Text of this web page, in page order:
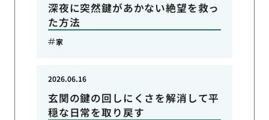
深夜に突然鍵があかない絶望を救っ
た方法
家
玄関の鍵の回しにくさを解消して平
穏な日常を取り戻す
2026.06.16